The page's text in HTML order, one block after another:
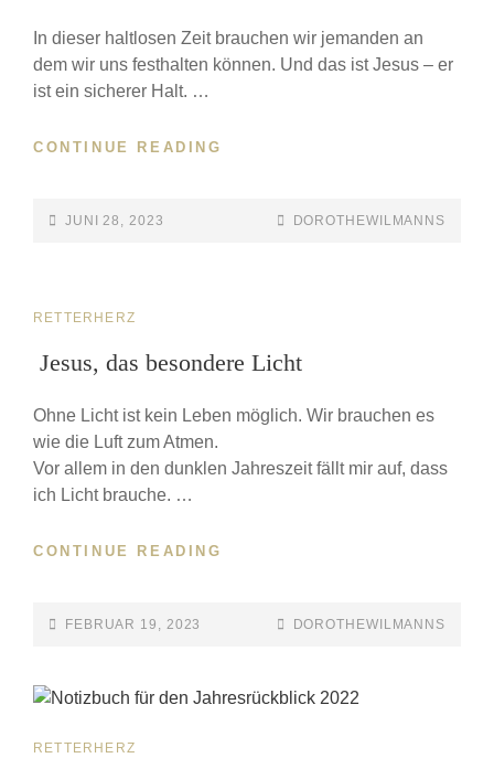
In dieser haltlosen Zeit brauchen wir jemanden an
dem wir uns festhalten können. Und das ist Jesus – er
ist ein sicherer Halt. …
CONTINUE READING
JUNI 28, 2023 DOROTHEWILMANNS
RETTERHERZ
Jesus, das besondere Licht
Ohne Licht ist kein Leben möglich. Wir brauchen es
wie die Luft zum Atmen.
Vor allem in den dunklen Jahreszeit fällt mir auf, dass
ich Licht brauche. …
CONTINUE READING
FEBRUAR 19, 2023 DOROTHEWILMANNS
RETTERHERZ